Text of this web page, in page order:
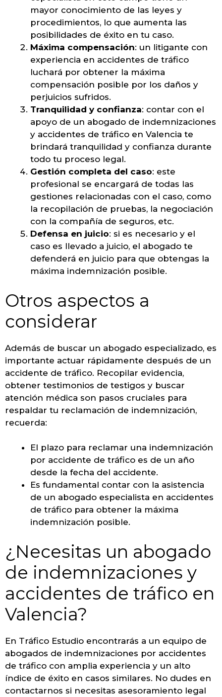
mayor conocimiento de las leyes y
procedimientos, lo que aumenta las
posibilidades de éxito en tu caso.
Máxima compensación: un litigante con
experiencia en accidentes de tráfico
luchará por obtener la máxima
compensación posible por los daños y
perjuicios sufridos.
Tranquilidad y confianza: contar con el
apoyo de un abogado de indemnizaciones
y accidentes de tráfico en Valencia te
brindará tranquilidad y confianza durante
todo tu proceso legal.
Gestión completa del caso: este
profesional se encargará de todas las
gestiones relacionadas con el caso, como
la recopilación de pruebas, la negociación
con la compañía de seguros, etc.
Defensa en juicio: si es necesario y el
caso es llevado a juicio, el abogado te
defenderá en juicio para que obtengas la
máxima indemnización posible.
Otros aspectos a
considerar
Además de buscar un abogado especializado, es
importante actuar rápidamente después de un
accidente de tráfico. Recopilar evidencia,
obtener testimonios de testigos y buscar
atención médica son pasos cruciales para
respaldar tu reclamación de indemnización,
recuerda:
El plazo para reclamar una indemnización
por accidente de tráfico es de un año
desde la fecha del accidente.
Es fundamental contar con la asistencia
de un abogado especialista en accidentes
de tráfico para obtener la máxima
indemnización posible.
¿Necesitas un abogado
de indemnizaciones y
accidentes de tráfico en
Valencia?
En Tráfico Estudio encontrarás a un equipo de
abogados de indemnizaciones por accidentes
de tráfico con amplia experiencia y un alto
índice de éxito en casos similares. No dudes en
contactarnos si necesitas asesoramiento legal